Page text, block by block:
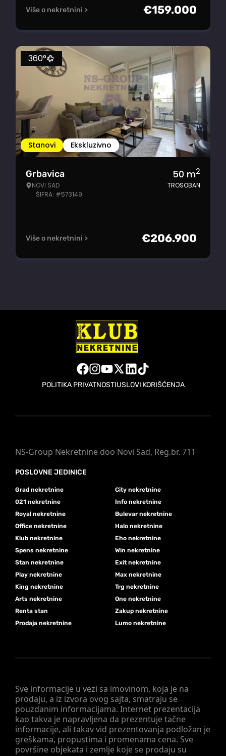
Više o nekretnini > €159.000
Stanovi Ekskluzivno
360°
Grbavica
NOVI SAD
ŠIFRA: #573149
50 m2
TROSOBAN
Više o nekretnini > €206.900
POLITIKA PRIVATNOSTIUSLOVI KORIŠĆENJA
Sve informacije u vezi sa imovinom, koja je na
prodaju, a iz izvora ovog sajta, smatraju se
pouzdanim informacijama. Internet prezentacija
kao takva je napravljena da prezentuje tačne
informacije, ali takav vid prezentovanja podložan je
greškama, propustima i promenama cena. Sve
površine objekata i zemlje koje se prodaju su
NS-Group Nekretnine doo Novi Sad, Reg.br. 711
POSLOVNE JEDINICE
Grad nekretnine
City nekretnine
021 nekretnine
Info nekretnine
Royal nekretnine
Bulevar nekretnine
Office nekretnine
Halo nekretnine
Klub nekretnine
Eho nekretnine
Spens nekretnine
Win nekretnine
Stan nekretnine
Exit nekretnine
Play nekretnine
Max nekretnine
King nekretnine
Trg nekretnine
Arts nekretnine
One nekretnine
Renta stan
Zakup nekretnine
Prodaja nekretnine
Lumo nekretnine